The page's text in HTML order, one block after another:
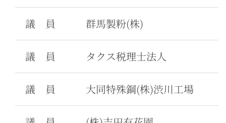
議 員 群馬製粉(株)
議 員 タクス税理士法人
議 員 大同特殊鋼(株)渋川工場